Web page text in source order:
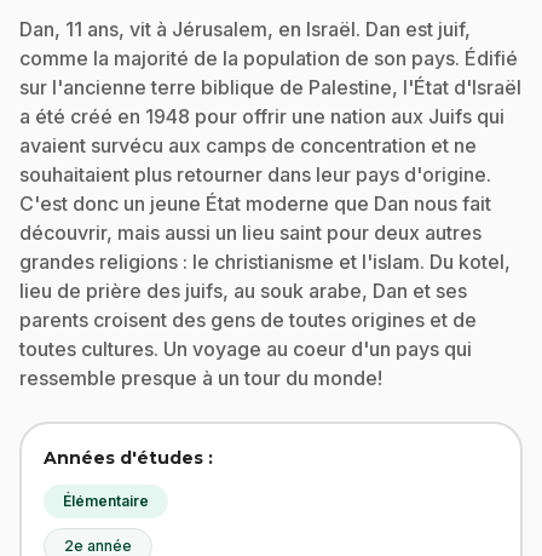
Dan, 11 ans, vit à Jérusalem, en Israël. Dan est juif,
comme la majorité de la population de son pays. Édifié
sur l'ancienne terre biblique de Palestine, l'État d'Israël
a été créé en 1948 pour offrir une nation aux Juifs qui
avaient survécu aux camps de concentration et ne
souhaitaient plus retourner dans leur pays d'origine.
C'est donc un jeune État moderne que Dan nous fait
découvrir, mais aussi un lieu saint pour deux autres
grandes religions : le christianisme et l'islam. Du kotel,
lieu de prière des juifs, au souk arabe, Dan et ses
parents croisent des gens de toutes origines et de
toutes cultures. Un voyage au coeur d'un pays qui
ressemble presque à un tour du monde!
Années d'études :
Élémentaire
2e année